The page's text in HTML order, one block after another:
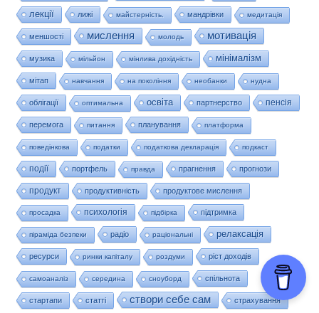
лекції лижі майстерність. мандрівки медитація
меншості мислення молодь мотивація
музика мільйон мінлива дохідність мінімалізм
мітап навчання на покоління необанки нудна
облігації оптимальна освіта партнерство пенсія
перемога питання планування платформа
поведінкова податки податкова декларація подкаст
події портфель правда прагнення прогнози
продукт продуктивність продуктове мислення
просадка психологія підбірка підтримка
піраміда безпеки радіо раціональні релаксація
ресурси ринки капіталу роздуми ріст доходів
самоаналіз середина сноуборд спільнота
стартапи статті створи себе сам страхування